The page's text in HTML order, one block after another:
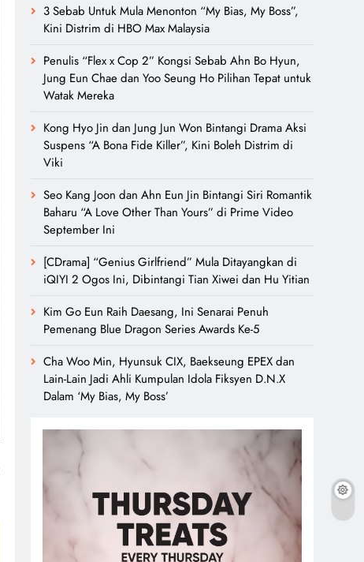
3 Sebab Untuk Mula Menonton “My Bias, My Boss”,
Kini Distrim di HBO Max Malaysia
Penulis “Flex x Cop 2” Kongsi Sebab Ahn Bo Hyun,
Jung Eun Chae dan Yoo Seung Ho Pilihan Tepat untuk
Watak Mereka
Kong Hyo Jin dan Jung Jun Won Bintangi Drama Aksi
Suspens “A Bona Fide Killer”, Kini Boleh Distrim di
Viki
Seo Kang Joon dan Ahn Eun Jin Bintangi Siri Romantik
Baharu “A Love Other Than Yours” di Prime Video
September Ini
[CDrama] “Genius Girlfriend” Mula Ditayangkan di
iQIYI 2 Ogos Ini, Dibintangi Tian Xiwei dan Hu Yitian
Kim Go Eun Raih Daesang, Ini Senarai Penuh
Pemenang Blue Dragon Series Awards Ke-5
Cha Woo Min, Hyunsuk CIX, Baekseung EPEX dan
Lain-Lain Jadi Ahli Kumpulan Idola Fiksyen D.N.X
Dalam ‘My Bias, My Boss’